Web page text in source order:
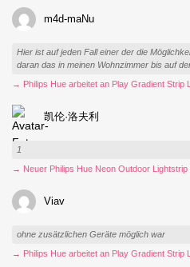
m4d-maNu
Hier ist auf jeden Fall einer der die
daran das in meinen Wohnzimmer bis auf
→ Philips Hue arbeitet an Play Gradient Strip
凯伦·洛夫利
1
→ Neuer Philips Hue Neon Outdoor Lightstrip
Viav
ohne zusätzlichen Geräte möglich war
→ Philips Hue arbeitet an Play Gradient Strip